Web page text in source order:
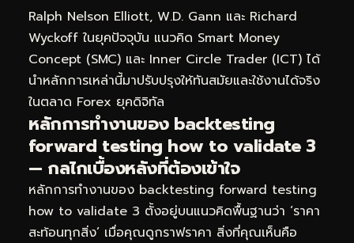
Ralph Nelson Elliott, W.D. Gann และ Richard
Wyckoff ในยุคปัจจุบัน แนวคิด Smart Money
Concept (SMC) และ Inner Circle Trader (ICT) ได้
นำหลักการเหล่านี้มาปรับปรุงให้ทันสมัยและใช้งานได้จริง
ในตลาด Forex ยุคดิจิทัล
หลักการทำงานของ backtesting
forward testing how to validate 3
— กลไกเบื้องหลังที่ต้องเข้าใจ
หลักการทำงานของ backtesting forward testing
how to validate 3 ตั้งอยู่บนแนวคิดพื้นฐานว่า ‘ราคา
สะท้อนทุกสิ่ง’ เมื่อคุณดูกราฟราคา สิ่งที่คุณเห็นคือ